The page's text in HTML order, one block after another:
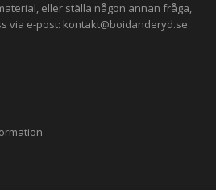
eller ställa någon annan fråga,
via e-post: kontakt@boidanderyd.se